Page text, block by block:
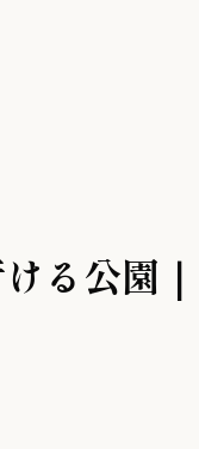
る公園